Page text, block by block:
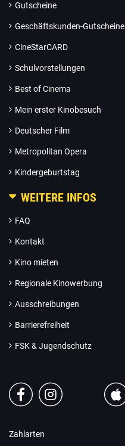
Gutscheine
Geschäftskunden-Gutscheine
CineStarCARD
Schulvorstellungen
Best of Cinema
Mein erster Kinobesuch
Deutscher Film
Metropolitan Opera
Kindergeburtstag
WEITERE INFOS
FAQ
Kontakt
Kino mieten
Regionale Kinowerbung
Ausschreibungen
Barrierefreiheit
FSK & Jugendschutz
Zahlarten